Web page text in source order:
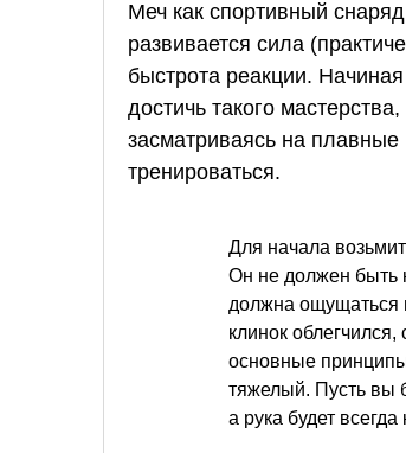
Меч как спортивный
развивается сила
быстрота реакции.
достичь такого
засматриваясь на
тренироваться.
Для начала
Он не должен быть
должна ощущаться
клинок
основные
тяжелый. Пусть вы
а рука будет